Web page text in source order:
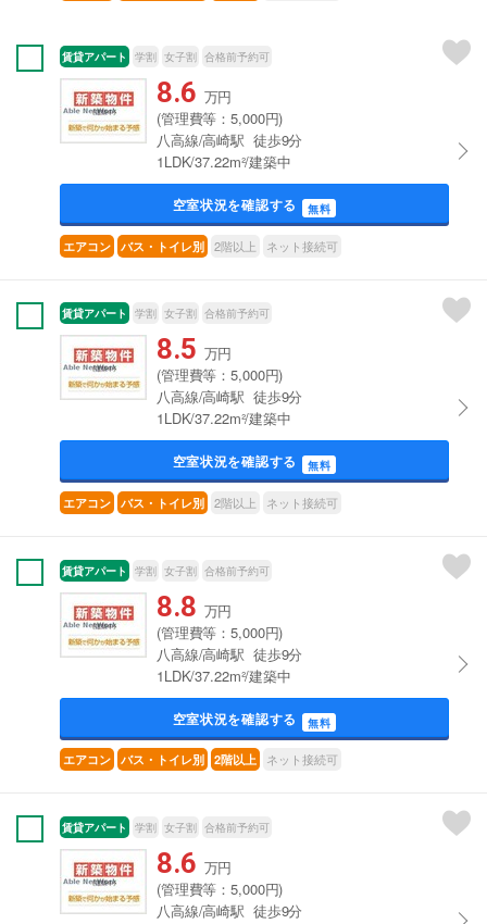
賃貸アパート 学割 女子割 合格前予約可
8.6 万円
(管理費等：5,000円)
八高線/高崎駅 徒歩9分
1LDK/37.22m²/建築中
空室状況を確認する 無料
エアコン バス・トイレ別 2階以上 ネット接続可
賃貸アパート 学割 女子割 合格前予約可
8.5 万円
(管理費等：5,000円)
八高線/高崎駅 徒歩9分
1LDK/37.22m²/建築中
空室状況を確認する 無料
エアコン バス・トイレ別 2階以上 ネット接続可
賃貸アパート 学割 女子割 合格前予約可
8.8 万円
(管理費等：5,000円)
八高線/高崎駅 徒歩9分
1LDK/37.22m²/建築中
空室状況を確認する 無料
エアコン バス・トイレ別 2階以上 ネット接続可
賃貸アパート 学割 女子割 合格前予約可
8.6 万円
(管理費等：5,000円)
八高線/高崎駅 徒歩9分